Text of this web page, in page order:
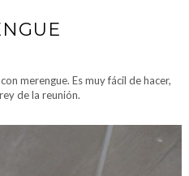
merengue. Es muy fácil de hacer,
de la reunión.